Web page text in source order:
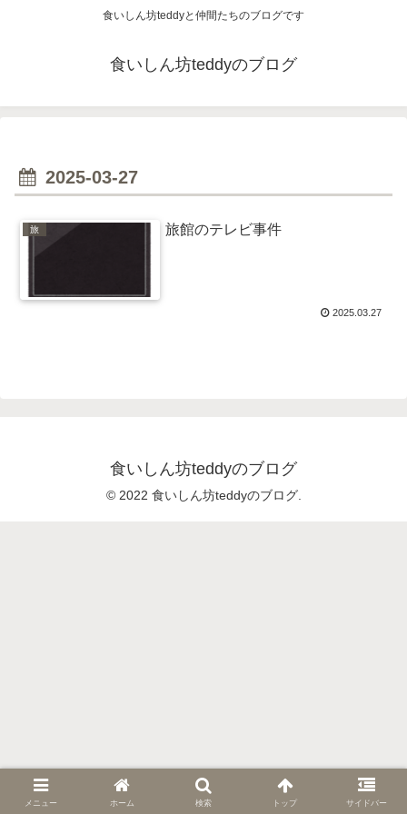
食いしん坊teddyと仲間たちのブログです
食いしん坊teddyのブログ
2025-03-27
旅 旅館のテレビ事件
2025.03.27
食いしん坊teddyのブログ
© 2022 食いしん坊teddyのブログ.
メニュー ホーム 検索 トップ サイドバー